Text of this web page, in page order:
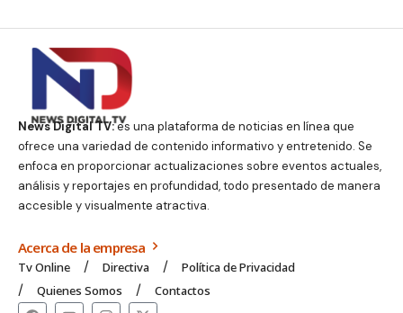
News Digital TV:es una plataforma de noticias en línea que
ofrece una variedad de contenido informativo y entretenido. Se
enfoca en proporcionar actualizaciones sobre eventos actuales,
análisis y reportajes en profundidad, todo presentado de manera
accesible y visualmente atractiva.
Acerca de la empresa
Tv Online Directiva
Política de Privacidad
Quienes Somos
Contactos